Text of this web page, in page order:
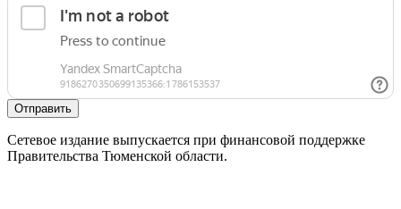
Отправить
Сетевое издание выпускается при финансовой поддержке
Правительства Тюменской области.